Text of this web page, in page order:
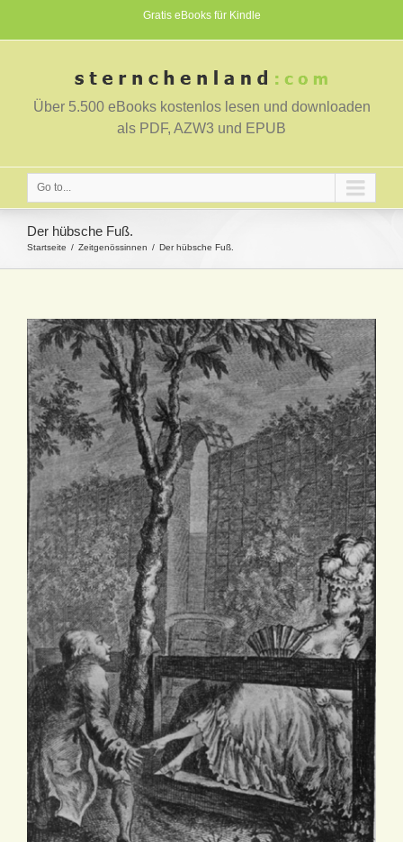
Gratis eBooks für Kindle
Über 5.500 eBooks kostenlos lesen und downloaden
als PDF, AZW3 und EPUB
Go to...
Der hübsche Fuß.
Startseite Zeitgenössinnen Der hübsche Fuß.